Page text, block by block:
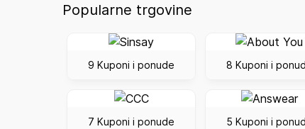
Popularne trgovine
9 Kuponi i ponude 8 Kuponi i
7 Kuponi i ponude 5 Kuponi i